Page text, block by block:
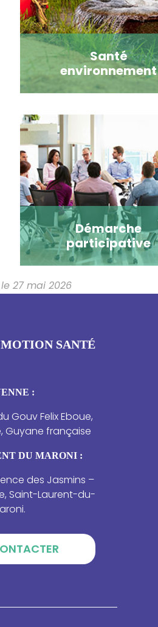
Santé
environnement
Démarche
participative
27 mai 2026
SANTÉ
:
Gouv Felix Eboue,
Guyane française
DU MARONI :
des Jasmins –
Saint-Laurent-du-